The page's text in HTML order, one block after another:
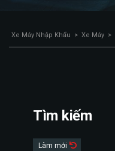
Xe Máy Nhập Khẩu > Xe Máy >
Tìm kiếm
Làm mới